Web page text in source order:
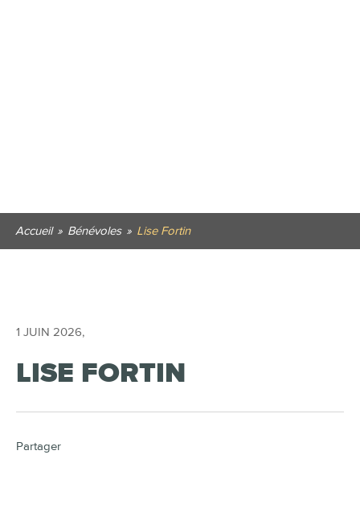
Accueil » Bénévoles » Lise Fortin
1 JUIN 2026,
LISE FORTIN
Partager